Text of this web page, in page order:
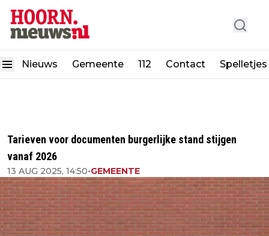
Nieuws Gemeente 112 Contact Spelletjes
Tarieven voor documenten burgerlijke stand stijgen
vanaf 2026
13 AUG 2025, 14:50•GEMEENTE